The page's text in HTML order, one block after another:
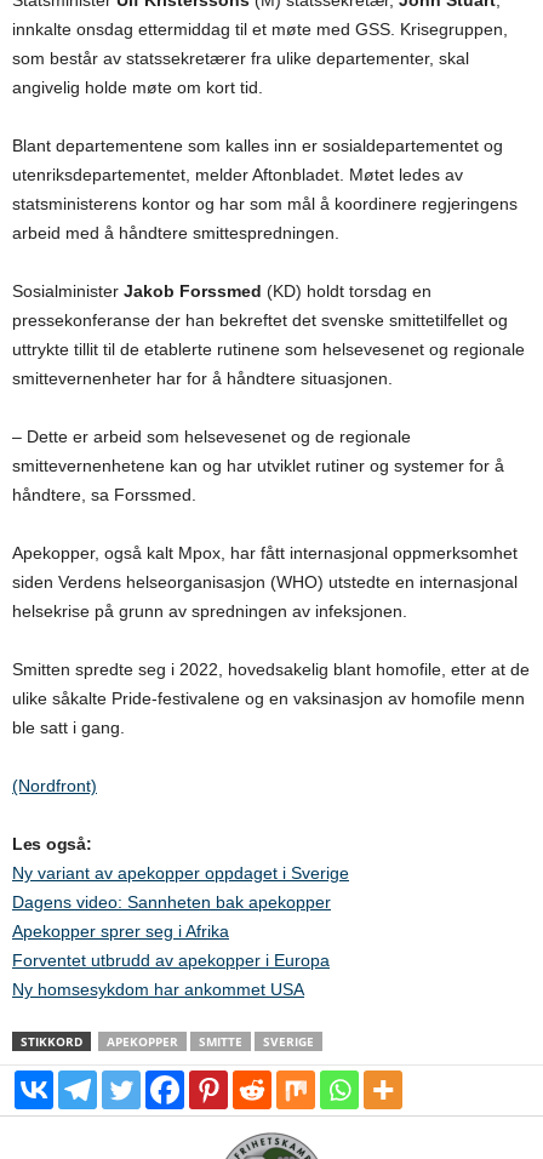
innkalte onsdag ettermiddag til et møte med GSS. Krisegruppen,
som består av statssekretærer fra ulike departementer, skal
angivelig holde møte om kort tid.
Blant departementene som kalles inn er sosialdepartementet og
utenriksdepartementet, melder Aftonbladet. Møtet ledes av
statsministerens kontor og har som mål å koordinere regjeringens
arbeid med å håndtere smittespredningen.
Sosialminister Jakob Forssmed (KD) holdt torsdag en
pressekonferanse der han bekreftet det svenske smittetilfellet og
uttrykte tillit til de etablerte rutinene som helsevesenet og regionale
smittevernenheter har for å håndtere situasjonen.
– Dette er arbeid som helsevesenet og de regionale
smittevernenhetene kan og har utviklet rutiner og systemer for å
håndtere, sa Forssmed.
Apekopper, også kalt Mpox, har fått internasjonal oppmerksomhet
siden Verdens helseorganisasjon (WHO) utstedte en internasjonal
helsekrise på grunn av spredningen av infeksjonen.
Smitten spredte seg i 2022, hovedsakelig blant homofile, etter at de
ulike såkalte Pride-festivalene og en vaksinasjon av homofile menn
ble satt i gang.
(Nordfront)
Les også:
Ny variant av apekopper oppdaget i Sverige
Dagens video: Sannheten bak apekopper
Apekopper sprer seg i Afrika
Forventet utbrudd av apekopper i Europa
Ny homsesykdom har ankommet USA
STIKKORD APEKOPPER SMITTE SVERIGE